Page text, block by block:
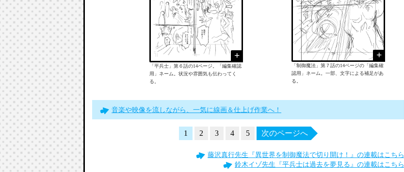
「制御魔法」第７話の14ページの「編集確
認用」ネーム。一部、文字による補足があ
る。
「平兵士」第６話の14ページ。「編集確認
用」ネーム。状況や雰囲気も伝わってく
る。
音楽や映像を流しながら、一気に線画＆仕上げ作業へ！
1 2 3 4 5 次のページへ
藤沢真行先生『異世界を制御魔法で切り開け！』の連載はこちら
鈴木イゾ先生『平兵士は過去を夢見る』の連載はこちら